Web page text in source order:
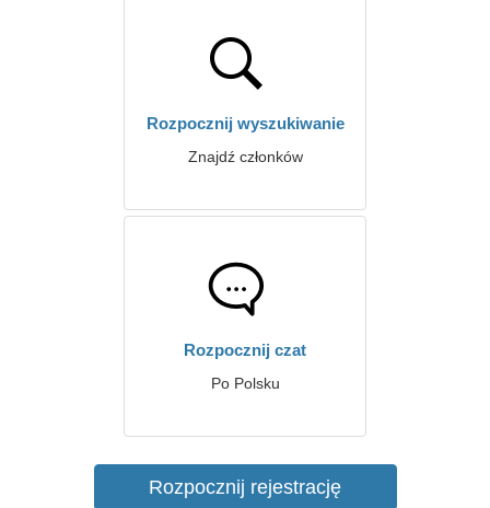
Rozpocznij wyszukiwanie
Znajdź członków
Rozpocznij czat
Po Polsku
Rozpocznij rejestrację